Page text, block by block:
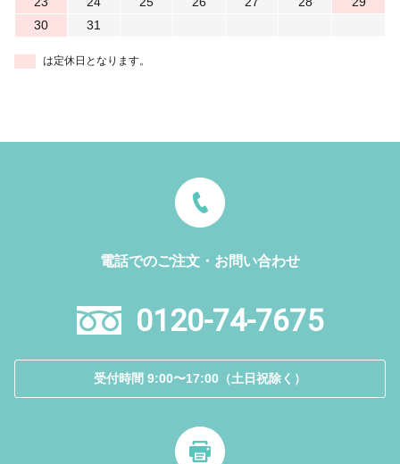
30
31
は定休日となります。
電話でのご注文・お問い合わせ
0120-74-7675
受付時間 9:00〜17:00（土日祝除く）